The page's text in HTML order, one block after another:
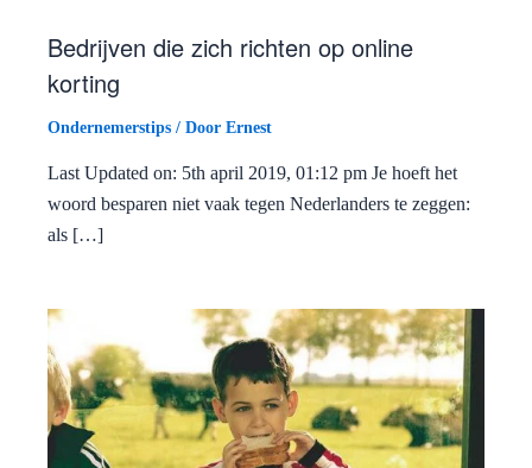
Bedrijven die zich richten op online
korting
Ondernemerstips / Door Ernest
Last Updated on: 5th april 2019, 01:12 pm Je hoeft het
woord besparen niet vaak tegen Nederlanders te zeggen:
als […]